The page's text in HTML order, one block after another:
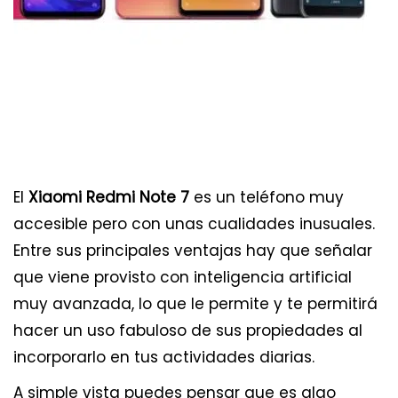
El Xiaomi Redmi Note 7 es un teléfono muy
accesible pero con unas cualidades inusuales.
Entre sus principales ventajas hay que señalar
que viene provisto con inteligencia artificial
muy avanzada, lo que le permite y te permitirá
hacer un uso fabuloso de sus propiedades al
incorporarlo en tus actividades diarias.
A simple vista puedes pensar que es algo